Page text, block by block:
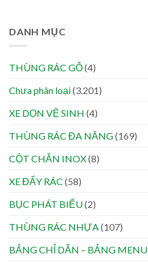
DANH MỤC
THÙNG RÁC GỖ(4)
Chưa phân loại(3.201)
XE DỌN VỆ SINH (4)
THÙNG RÁC ĐA NĂNG(169)
CỘT CHẮN INOX(8)
XE ĐẨY RÁC (58)
BỤC PHÁT BIỂU(2)
THÙNG RÁC NHỰA(107)
BẢNG CHỈ DẪN – BẢNG MENU